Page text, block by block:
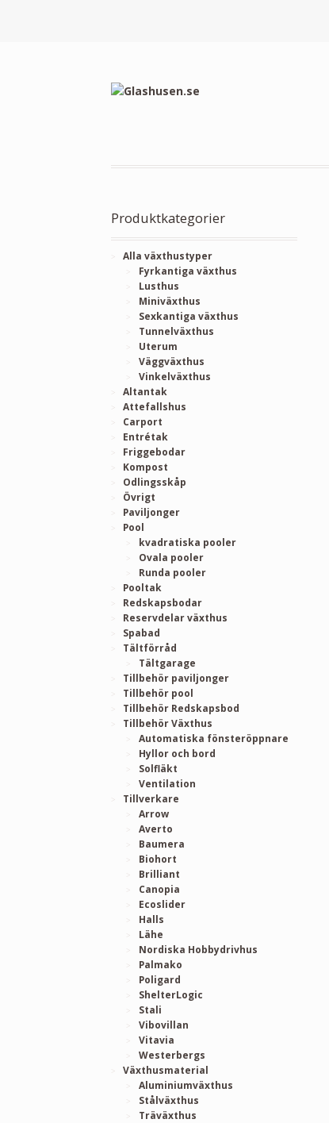
Produktkategorier
Alla växthustyper
Fyrkantiga växthus
Lusthus
Miniväxthus
Sexkantiga växthus
Tunnelväxthus
Uterum
Väggväxthus
Vinkelväxthus
Altantak
Attefallshus
Carport
Entrétak
Friggebodar
Kompost
Odlingsskåp
Övrigt
Paviljonger
Pool
kvadratiska pooler
Ovala pooler
Runda pooler
Pooltak
Redskapsbodar
Reservdelar växthus
Spabad
Tältförråd
Tältgarage
Tillbehör paviljonger
Tillbehör pool
Tillbehör Redskapsbod
Tillbehör Växthus
Automatiska fönsteröppnare
Hyllor och bord
Solfläkt
Ventilation
Tillverkare
Arrow
Averto
Baumera
Biohort
Brilliant
Canopia
Ecoslider
Halls
Lähe
Nordiska Hobbydrivhus
Palmako
Poligard
ShelterLogic
Stali
Vibovillan
Vitavia
Westerbergs
Växthusmaterial
Aluminiumväxthus
Stålväxthus
Träväxthus